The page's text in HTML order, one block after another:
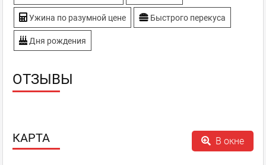
Ужина по разумной цене Быстрого перекуса
Дня рождения
ОТЗЫВЫ
КАРТА В окне